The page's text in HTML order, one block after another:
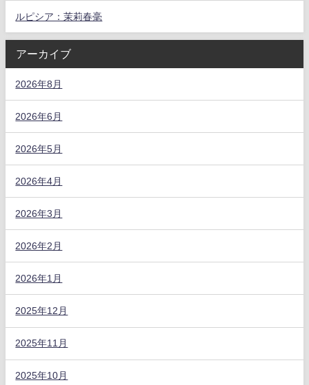
ルピシア：茉莉春毫
アーカイブ
2026年8月
2026年6月
2026年5月
2026年4月
2026年3月
2026年2月
2026年1月
2025年12月
2025年11月
2025年10月